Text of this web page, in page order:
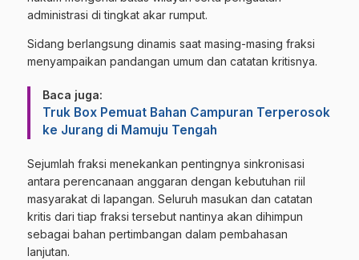
administrasi di tingkat akar rumput.
​Sidang berlangsung dinamis saat masing-masing fraksi
menyampaikan pandangan umum dan catatan kritisnya.
Baca juga:
Truk Box Pemuat Bahan Campuran Terperosok
ke Jurang di Mamuju Tengah
​Sejumlah fraksi menekankan pentingnya sinkronisasi
antara perencanaan anggaran dengan kebutuhan riil
masyarakat di lapangan. Seluruh masukan dan catatan
kritis dari tiap fraksi tersebut nantinya akan dihimpun
sebagai bahan pertimbangan dalam pembahasan
lanjutan.